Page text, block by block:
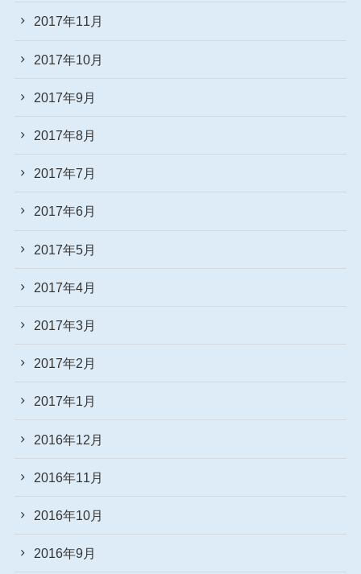
2017年11月
2017年10月
2017年9月
2017年8月
2017年7月
2017年6月
2017年5月
2017年4月
2017年3月
2017年2月
2017年1月
2016年12月
2016年11月
2016年10月
2016年9月